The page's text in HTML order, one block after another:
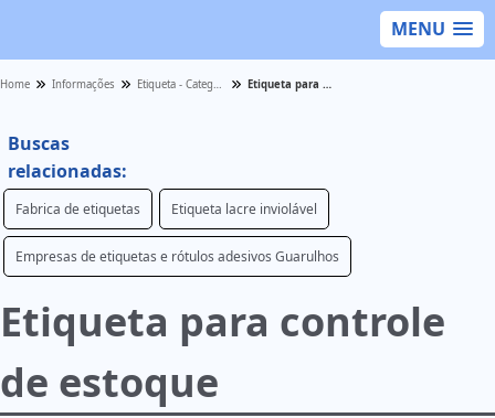
MENU
Home Informações Etiqueta - Categoria Etiqueta para controle de estoque
Buscas
relacionadas:
Fabrica de etiquetas Etiqueta lacre inviolável
Empresas de etiquetas e rótulos adesivos Guarulhos
Etiqueta para controle
de estoque